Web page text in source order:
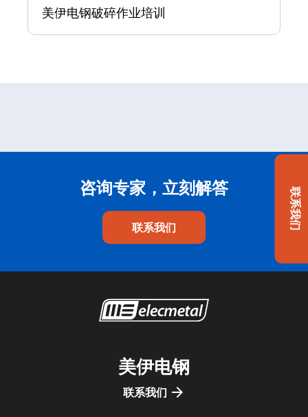
美伊电钢破碎作业培训
咨询专家，立刻解答
联系我们
美伊电钢
联系我们
联系我们